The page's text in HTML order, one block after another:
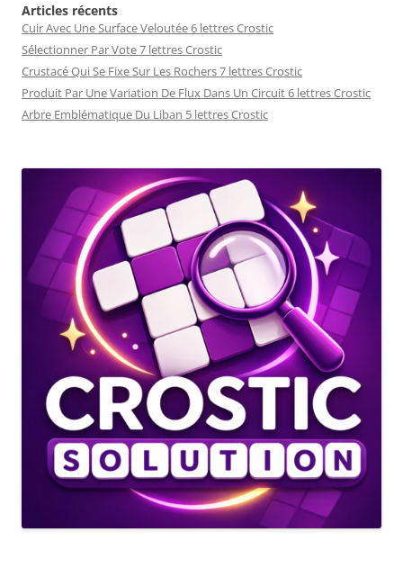
Articles récents
Cuir Avec Une Surface Veloutée 6 lettres Crostic
Sélectionner Par Vote 7 lettres Crostic
Crustacé Qui Se Fixe Sur Les Rochers 7 lettres Crostic
Produit Par Une Variation De Flux Dans Un Circuit 6 lettres Crostic
Arbre Emblématique Du Liban 5 lettres Crostic